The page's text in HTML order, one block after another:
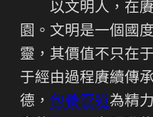
以文明人，在
園。文明是一個國
靈，其價值不只在
于經由過程賡續傳
德， 包養管道為精